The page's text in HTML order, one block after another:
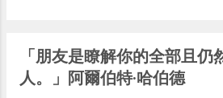
「朋友是瞭解你的全部且仍
人。」阿爾伯特·哈伯德